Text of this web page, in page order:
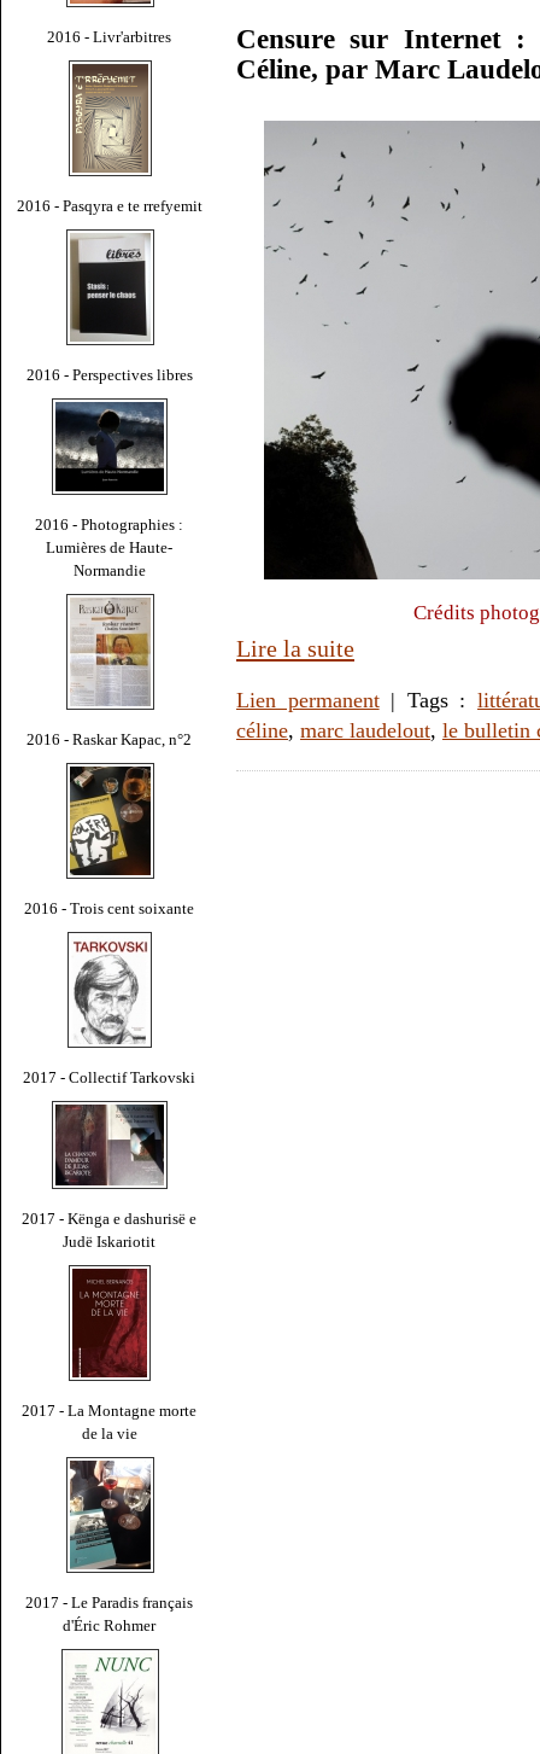
2016 - Livr'arbitres
2016 - Pasqyra e te rrefyemit
2016 - Perspectives libres
2016 - Photographies :
Lumières de Haute-
Normandie
2016 - Raskar Kapac, n°2
2016 - Trois cent soixante
2017 - Collectif Tarkovski
2017 - Kënga e dashurisë e
Judë Iskariotit
2017 - La Montagne morte
de la vie
2017 - Le Paradis français
d'Éric Rohmer
Censure sur Internet :
Céline, par Marc
Crédits
Lire la suite
Lien permanent| Tags :
céline, marc laudelout, le bulletin